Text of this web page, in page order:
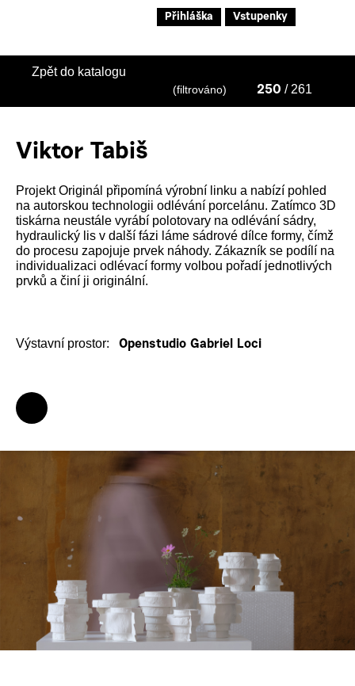
Přihláška Vstupenky
Zpět do katalogu
(filtrováno) 250 / 261
Viktor Tabiš
Projekt Originál připomíná výrobní linku a nabízí pohled
na autorskou technologii odlévání porcelánu. Zatímco 3D
tiskárna neustále vyrábí polotovary na odlévání sádry,
hydraulický lis v další fázi láme sádrové dílce formy, čímž
do procesu zapojuje prvek náhody. Zákazník se podílí na
individualizaci odlévací formy volbou pořadí jednotlivých
prvků a činí ji originální.
Výstavní prostor: Openstudio Gabriel Loci